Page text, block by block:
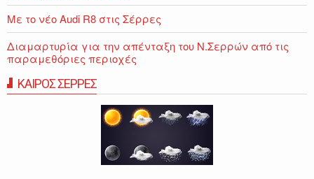
Με το νέο Audi R8 στις Σέρρες
Διαμαρτυρία για την απένταξη του Ν.Σερρών από τις
παραμεθόριες περιοχές
ΚΑΙΡΟΣ ΣΕΡΡΕΣ